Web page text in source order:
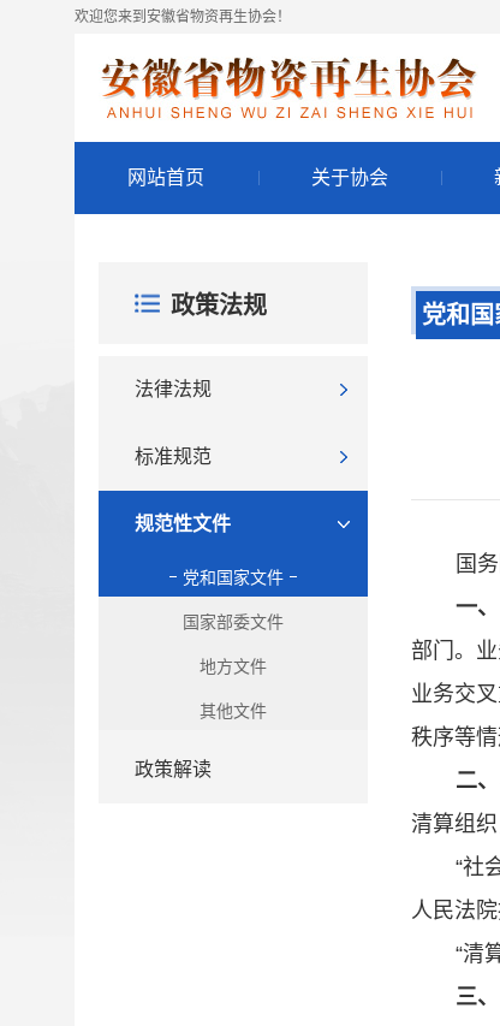
欢迎您来到安徽省物资再生协会！
网站首页 关于协会
政策法规
法律法规
标准规范
规范性文件
党和国家文件
国家部委文件
地方文件
其他文件
政策解读
党和
国
一、
部门。
业务交
秩序等
二、
清算组
“社
人民法
“清
三、